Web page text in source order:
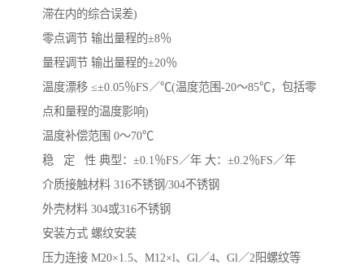
滞在内的综合误差)
零点调节 输出量程的±8％
量程调节 输出量程的±20％
温度漂移 ≤±0.05％FS／℃(温度范围-20～85℃，包括零
点和量程的温度影响)
温度补偿范围 0～70℃
稳 定 性 典型：±0.1％FS／年 大：±0.2％FS／年
介质接触材料 316不锈钢/304不锈钢
外壳材料 304或316不锈钢
安装方式 螺纹安装
压力连接 M20×1.5、M12×l、Gl／4、Gl／2阳螺纹等